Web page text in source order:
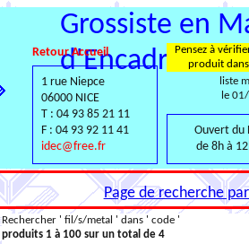
liste
le
Grossiste en
1 rue Niepce
06000 NICE
T : 04 93 85 21 11
F : 04 93 92 11 41
idec@free.fr
Ouvert du
de 8h à
Pensez à
produit
Retour Accueil
Page de recherche
Rechercher ' fil/s/metal ' dans ' code '
produits 1 à 100 sur un total de 4